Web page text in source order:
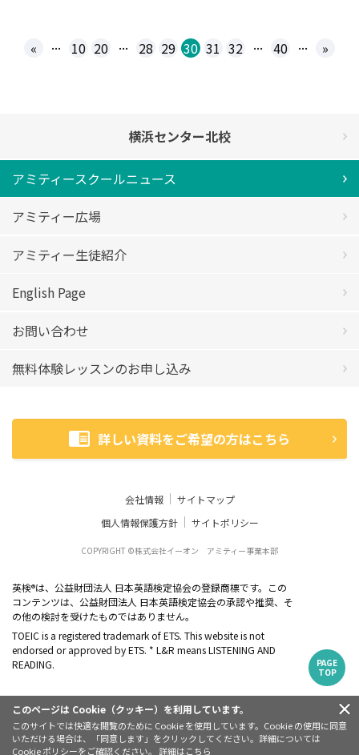
このページは Cookie（クッキー）を利用しています。
このサイトでは快適な閲覧のために Cookie を使用しています。Cookie の使用に同意
いただける場合は、「同意します」をクリックしてください。詳細については
Cookie ポリシーをご確認ください。 詳細はこちら
« ... 10 20 ... 28 29 30 31 32 ... 40 ... »
横浜センター北校
アミティースクールニュース
アミティー広場
アミティー生徒紹介
English Page
お問い合わせ
無料体験レッスンのお申し込み
PAGE
TOP
詳しい資料をご希望の方はこちら
会社情報
サイトマップ
個人情報保護方針
サイトポリシー
COPYRIGHT ©株式会社イーオン アミティー事業本部
英検®は、公益財団法人 日本英語検定協会の登録商標です。この
コンテンツは、公益財団法人 日本英語検定協会の承認や推奨、そ
の他の検討を受けたものではありません。
TOEIC is a registered trademark of ETS. This website is not
endorsed or approved by ETS. * L&R means LISTENING AND
READING.